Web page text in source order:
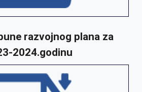
razvojnog plana za
2024.godinu